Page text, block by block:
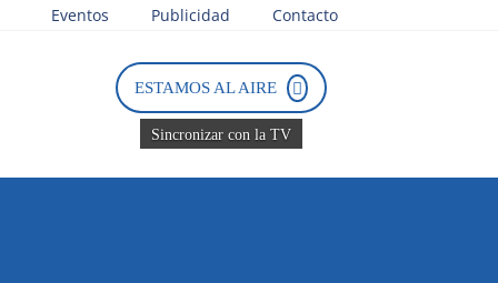
Eventos Publicidad Contacto
ESTAMOS AL AIRE
Sincronizar con la TV